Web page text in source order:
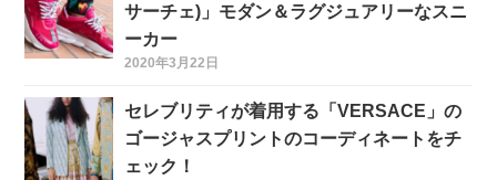
サーチェ)」モダン＆ラグジュアリーなスニ
ーカー
2020年3月22日
セレブリティが着用する「VERSACE」の
ゴージャスプリントのコーディネートをチ
ェック！